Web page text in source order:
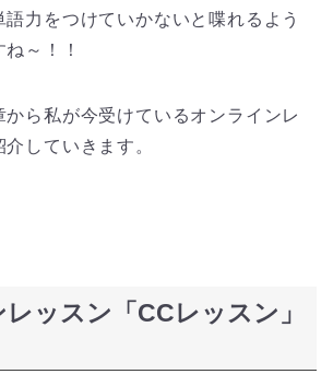
力をつけていかないと喋れるよう
～！！
から私が今受けているオンラインレ
していきます。
ッスン「CCレッスン」